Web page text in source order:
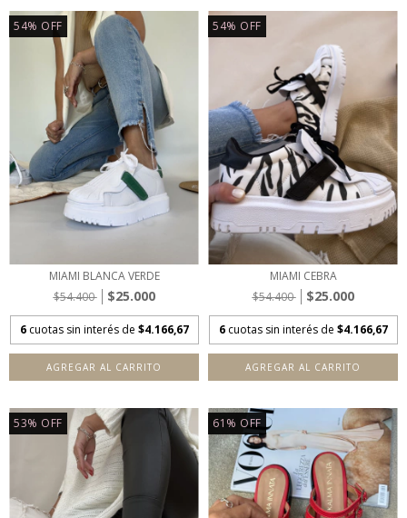
54% OFF
MIAMI BLANCA VERDE
$54.400
$25.000
6 cuotas sin interés de $4.166,67
AGREGAR AL CARRITO
54% OFF
MIAMI CEBRA
$54.400
$25.000
6 cuotas sin interés de $4.166,67
AGREGAR AL CARRITO
53% OFF 61 % OFF